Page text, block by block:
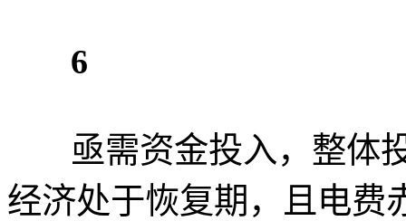
6
亟需资金投入，整体投
经济处于恢复期，且电费